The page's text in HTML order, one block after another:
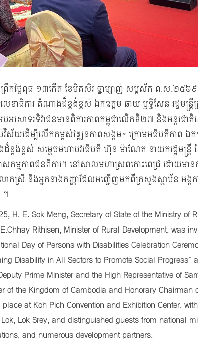
ព្រឹកថ្ងៃពុធ ១៣កើត ខែមិគសិរ ឆ្នាម្សាញ់ សប្តស័ក ព.ស.២៥៦៩
ខាធិការ តំណាងដ៏ខ្ពង់ខ្ពស់ ឯកឧត្ដម ឆាយ ឫទ្ធិសែន រដ្ឋមន្ត្
រសាទរទិវាជនមានពិការភាពកម្ពុជាលើកទី២៧ និងអន្តរជ
វិស័យដើម្បីលើកកម្ពស់វឌ្ឍនភាពសង្គម» ក្រោមអធិបតីភាព ឯក
ខ្ពង់ខ្ពស់ សម្តេចមហាបវរធិបតី ហ៊ុន ម៉ាណែត នាយករដ្ឋមន្ត្រី
ាសកម្មភាពជនពិការ។ នៅសាលមហាស្រពកោះពេជ្រ ដោយមា
និងអ្នកនាងកញ្ញាដែលអញ្ជើញមកពីក្រសួងស្ថាប័ន-អង្គភ
។
H. E. Sok Meng, Secretary of State of the Ministry of
Rithisen, Minister of Rural Development, was
Day of Persons with Disabilities Celebration
Disability in All Sectors to Promote Social Progress”
Prime Minister and the High Representative of
of the Kingdom of Cambodia and Honorary Chairman
at Koh Pich Convention and Exhibition Center,
Lok Srey, and distinguished guests from national
and numerous development partners.